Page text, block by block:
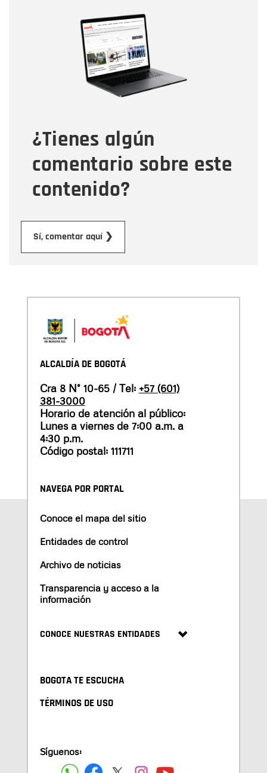
¿Tienes algún
comentario sobre este
contenido?
Sí, comentar aquí ❯
Correo electrónico
Tipo de comentario
Mensaje
ALCALDÍA DE BOGOTÁ
Cra 8 N° 10-65 / Tel: +57 (601)
381-3000
Horario de atención al público:
Lunes a viernes de 7:00 a.m. a
4:30 p.m.
Código postal: 111711
NAVEGA POR PORTAL
Conoce el mapa del sitio
Entidades de control
Archivo de noticias
Transparencia y acceso a la
información
CONOCE NUESTRAS ENTIDADES
BOGOTA TE ESCUCHA
TÉRMINOS DE USO
Síguenos: